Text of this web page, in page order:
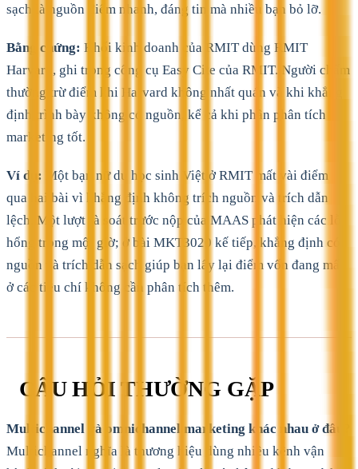
sạch là nguồn điểm nhanh, đáng tin mà nhiều bạn bỏ lỡ.
Bằng chứng: Khối kinh doanh của RMIT dùng RMIT
Harvard, ghi trong công cụ Easy Cite của RMIT. Người chấm
thường trừ điểm khi Harvard không nhất quán và khi khẳng
định trình bày không có nguồn, kể cả khi phần phân tích
marketing tốt.
Ví dụ:
Một bạn nữ du học sinh Việt ở RMIT mất vài điểm
qua hai bài vì khẳng định không trích nguồn và trích dẫn
lệch. Một lượt rà soát trước nộp của MAAS phát hiện các lỗ
hổng trong một giờ; ở bài MKT3020 kế tiếp, khẳng định có
nguồn và trích dẫn sạch giúp bạn lấy lại điểm vốn đang mất
ở các tiêu chí không cần phân tích thêm.
CÂU HỎI THƯỜNG GẶP
Multichannel và omnichannel marketing khác nhau ở đâu?
Multichannel nghĩa là thương hiệu dùng nhiều kênh vận